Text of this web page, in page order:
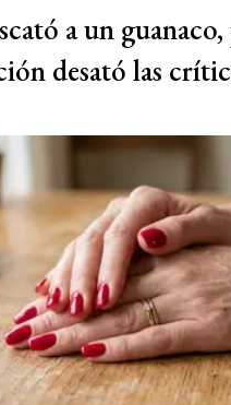
a un
desató las